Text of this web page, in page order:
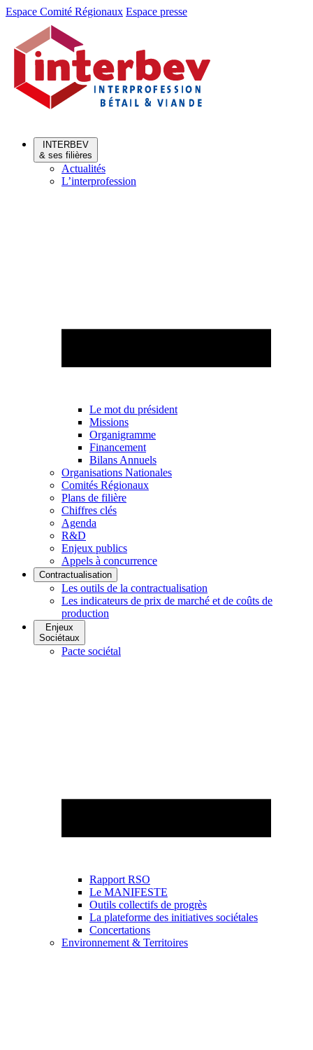
Aller
Aller
contenu
Espace Comité Régionaux Espace presse
INTERBEV
& ses filières
Actualités
L’interprofession
Le mot du président
Missions
Organigramme
Financement
Bilans Annuels
Organisations Nationales
Comités Régionaux
Plans de filière
Chiffres clés
Agenda
R&D
Enjeux publics
Appels à concurrence
Contractualisation
Les outils de la contractualisation
Les indicateurs de prix de marché et de coûts de
production
Enjeux
Sociétaux
Pacte sociétal
Rapport RSO
Le MANIFESTE
Outils collectifs de progrès
La plateforme des initiatives sociétales
Concertations
Environnement & Territoires